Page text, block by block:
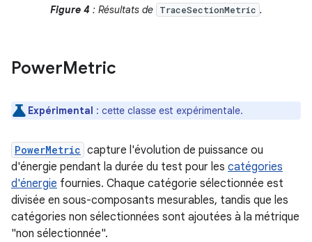
Figure 4 : Résultats de TraceSectionMetric .
PowerMetric
Expérimental : cette classe est expérimentale.
PowerMetric capture l'évolution de puissance ou
d'énergie pendant la durée du test pour les catégories
d'énergie fournies. Chaque catégorie sélectionnée est
divisée en sous-composants mesurables, tandis que les
catégories non sélectionnées sont ajoutées à la métrique
"non sélectionnée".